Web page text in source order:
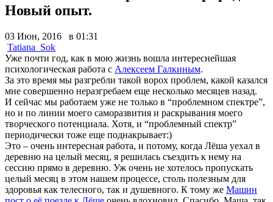
Новый опыт.
03 Июн, 2016 в 01:31
Tatiana_Sok
Уже почти год, как в мою жизнь вошла интереснейшая
психологическая работа с Алексеем Галкиным.
За это время мы разгребли такой ворох проблем, какой казался
мне совершенно неразгребаем еще несколько месяцев назад.
И сейчас мы работаем уже не только в “проблемном спектре”,
но и по линии моего саморазвития и раскрывания моего
творческого потенциала. Хотя, и “проблемный спектр”
периодически тоже еще поднакрывает:)
Это – очень интересная работа, и потому, когда Лёша уехал в
деревню на целый месяц, я решилась съездить к нему на
сессию прямо в деревню. Уж очень не хотелось пропускать
целый месяц в этом нашем процессе, столь полезным для
здоровья как телесного, так и душевного. К тому же Машин